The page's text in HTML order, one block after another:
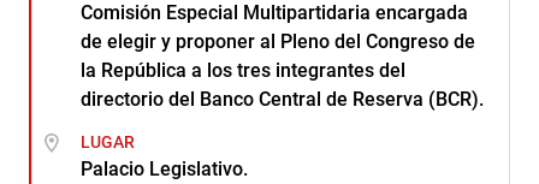
Comisión Especial Multipartidaria encargada
de elegir y proponer al Pleno del Congreso de
la República a los tres integrantes del
directorio del Banco Central de Reserva (BCR).
LUGAR
Palacio Legislativo.